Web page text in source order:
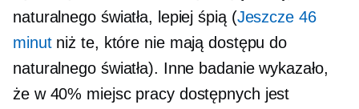
naturalnego światła, lepiej śpią (Jeszcze 46
minutniż te, które nie mają dostępu do
naturalnego światła). Inne badanie wykazało,
że w 40% miejsc pracy dostępnych jest